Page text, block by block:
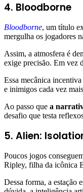
4. Bloodborne
Bloodborne, um título
mergulha os jogadores
Assim, a atmosfera é
exige precisão. Em vez
Essa mecânica
e inimigos cada vez
Ao passo que a
desafio que testa
5. Alien:
Poucos jogos
Ripley, filha da icônica
Dessa forma, a estação